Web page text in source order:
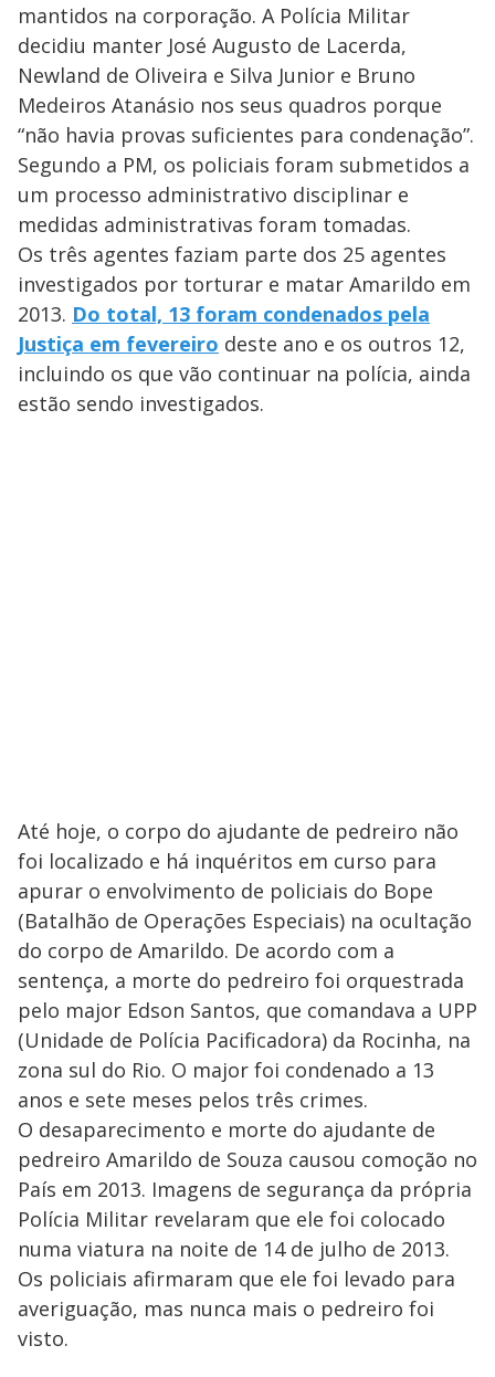
mantidos na corporação. A Polícia Militar
decidiu manter José Augusto de Lacerda,
Newland de Oliveira e Silva Junior e Bruno
Medeiros Atanásio nos seus quadros porque
“não havia provas suficientes para condenação”.
Segundo a PM, os policiais foram submetidos a
um processo administrativo disciplinar e
medidas administrativas foram tomadas.
Os três agentes faziam parte dos 25 agentes
investigados por torturar e matar Amarildo em
2013. Do total, 13 foram condenados pela
Justiça em fevereiro deste ano e os outros 12,
incluindo os que vão continuar na polícia, ainda
estão sendo investigados.
Até hoje, o corpo do ajudante de pedreiro não
foi localizado e há inquéritos em curso para
apurar o envolvimento de policiais do Bope
(Batalhão de Operações Especiais) na ocultação
do corpo de Amarildo. De acordo com a
sentença, a morte do pedreiro foi orquestrada
pelo major Edson Santos, que comandava a UPP
(Unidade de Polícia Pacificadora) da Rocinha, na
zona sul do Rio. O major foi condenado a 13
anos e sete meses pelos três crimes.
O desaparecimento e morte do ajudante de
pedreiro Amarildo de Souza causou comoção no
País em 2013. Imagens de segurança da própria
Polícia Militar revelaram que ele foi colocado
numa viatura na noite de 14 de julho de 2013.
Os policiais afirmaram que ele foi levado para
averiguação, mas nunca mais o pedreiro foi
visto.